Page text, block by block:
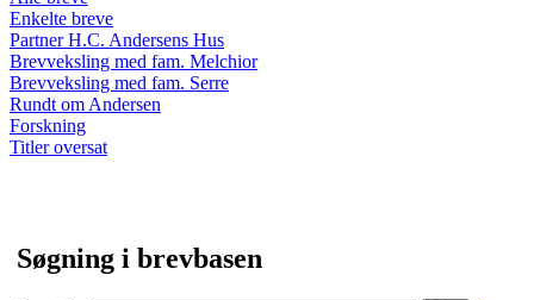
Enkelte breve
Partner H.C. Andersens Hus
Brevveksling med fam. Melchior
Brevveksling med fam. Serre
Rundt om Andersen
Forskning
Titler oversat
Søgning i brevbasen